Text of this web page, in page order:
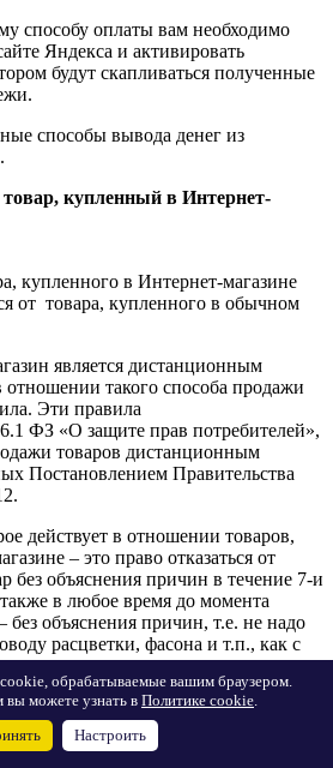
способу оплаты вам необходимо
Яндекса и активировать
будут скапливаться полученные
способы вывода денег из
товар, купленный в Интернет-
купленного в Интернет-магазине
от товара, купленного в обычном
является дистанционным
такого способа продажи
Эти правила
ФЗ «О защите прав потребителей»,
товаров дистанционным
Постановлением Правительства
действует в отношении товаров,
– это право отказаться от
без объяснения причин в течение 7-и
в любое время до момента
без объяснения причин, т.е. не надо
расцветки, фасона и т.п., как с
с товаром покупателю должна
памятка о праве вернуть
Если такая памятка не была
обрабатываемые вашим браузером.
можете узнать в Политике cookie.
Настроить